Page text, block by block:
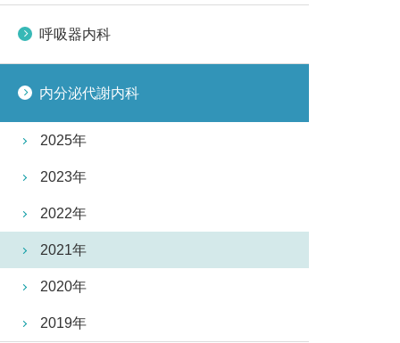
呼吸器内科
内分泌代謝内科
2025年
2023年
2022年
2021年
2020年
2019年